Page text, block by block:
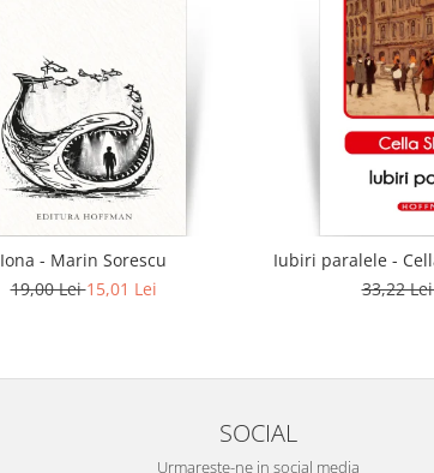
Iona - Marin Sorescu
19,00 Lei15,01 Lei
Iubiri paralele -
33,22
SOCIAL
Urmareste-ne in social media